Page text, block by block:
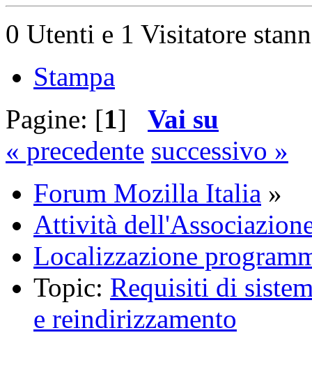
0 Utenti e 1 Visitatore
Stampa
Pagine: [1] Vai su
« precedente successivo »
Forum Mozilla Italia »
Attività
Localizzazione
Topic: Requisiti di
e reindirizzamento